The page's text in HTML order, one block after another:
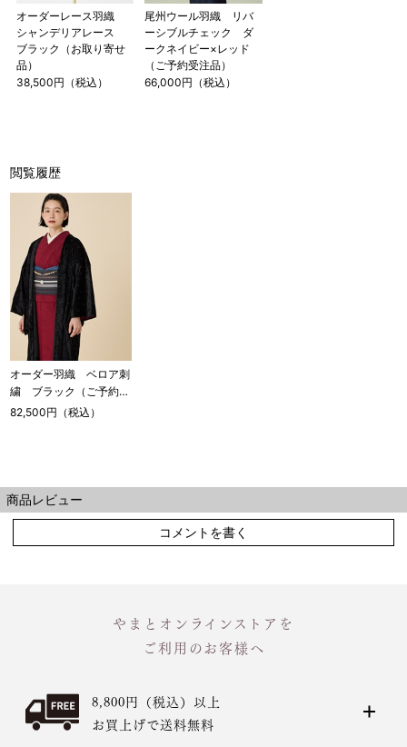
オーダーレース羽織
シャンデリアレース
ブラック（お取り寄せ
品）
38,500円（税込）
尾州ウール羽織 リバ
ーシブルチェック ダ
ークネイビー×レッド
（ご予約受注品）
66,000円（税込）
閲覧履歴
オーダー羽織 ベロア刺
繍 ブラック（ご予約受
注品）
82,500円（税込）
商品レビュー
コメントを書く
やまとオンラインストアを
ご利用のお客様へ
8,800円（税込）以上
お買上げで送料無料